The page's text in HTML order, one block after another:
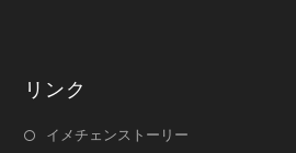
リンク
イメチェンストーリー